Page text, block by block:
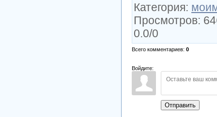
Категория:
Просмотров:
0.0/0
Всего комментариев: 0
Войдите:
Отправить